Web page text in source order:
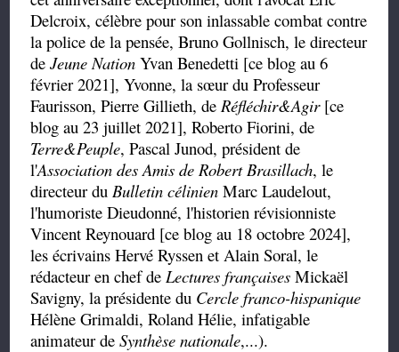
Delcroix, célèbre pour son inlassable combat contre
la police de la pensée, Bruno Gollnisch, le directeur
deJeune Nation Yvan Benedetti [ce blog au 6
février 2021], Yvonne, la sœur du Professeur
Faurisson, Pierre Gillieth, de Réfléchir&Agir[ce
blog au 23 juillet 2021], Roberto Fiorini, de
Terre&Peuple, Pascal Junod, président de
l'Association des Amis de Robert Brasillach, le
directeur du Bulletin célinien Marc Laudelout,
l'humoriste Dieudonné, l'historien révisionniste
Vincent Reynouard [ce blog au 18 octobre 2024],
les écrivains Hervé Ryssen et Alain Soral, le
rédacteur en chef de Lectures françaises Mickaël
Savigny, la présidente du Cercle franco-hispanique
Hélène Grimaldi, Roland Hélie, infatigable
animateur deSynthèse nationale,...).